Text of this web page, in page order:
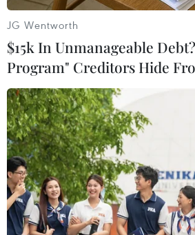
#Khu du lịch Tam Đảo
#Vĩnh Phúc
Vĩnh Phúc
Theo dõi VietnamPlus
TIN LIÊN QUAN
JG Wentworth
$15k In Unmanageable
Program" Creditors Hide